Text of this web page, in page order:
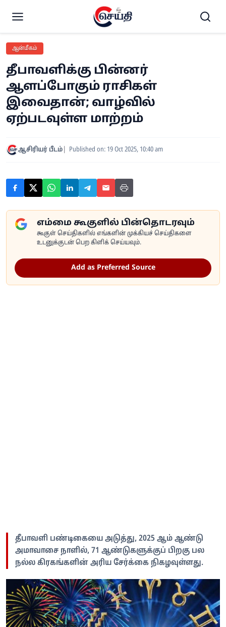
ஆன்மீகம்
தீபாவளிக்கு பின்னர்
ஆளப்போகும் ராசிகள்
இவைதான்; வாழ்வில்
ஏற்படவுள்ள மாற்றம்
ஆசிரியர் பீடம் Published on: 19 Oct 2025, 10:40 am
எம்மை கூகுளில் பின்தொடரவும்
கூகுள் செய்திகளில் எங்களின் முக்கியச் செய்திகளை
உடனுக்குடன் பெற கிளிக் செய்யவும்.
Add as Preferred Source
தீபாவளி பண்டிகையை அடுத்து, 2025 ஆம் ஆண்டு
அமாவாசை நாளில், 71 ஆண்டுகளுக்குப் பிறகு பல
நல்ல கிரகங்களின் அரிய சேர்க்கை நிகழவுள்ளது.